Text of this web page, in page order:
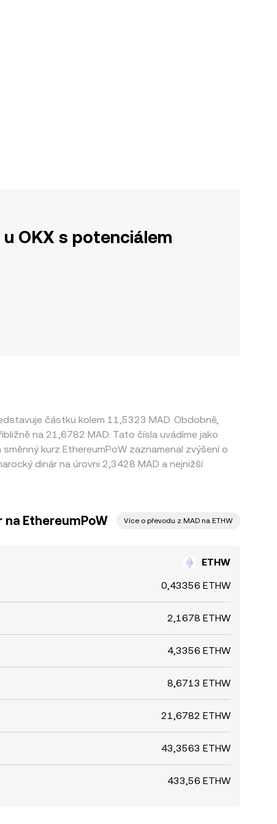
OKX s potenciálem
částku kolem 11,5323 MAD. Obdobně,
kurz EthereumPoW zaznamenal zvýšení o
dinár na úrovni 2,3428 MAD a nejnižší
EthereumPoW Více o převodu z MAD na ETHW
ETHW
0,43356 ETHW
2,1678 ETHW
4,3356 ETHW
8,6713 ETHW
21,6782 ETHW
43,3563 ETHW
433,56 ETHW